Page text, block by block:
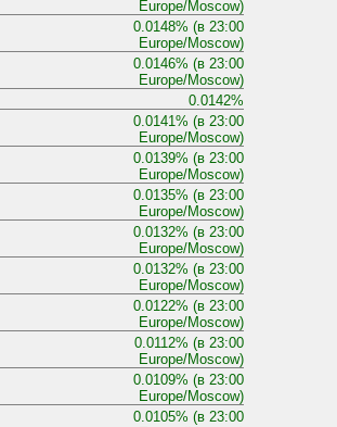
Europe/Moscow)
0.0148% (в 23:00
Europe/Moscow)
0.0146% (в 23:00
Europe/Moscow)
0.0142%
0.0141% (в 23:00
Europe/Moscow)
0.0139% (в 23:00
Europe/Moscow)
0.0135% (в 23:00
Europe/Moscow)
0.0132% (в 23:00
Europe/Moscow)
0.0132% (в 23:00
Europe/Moscow)
0.0122% (в 23:00
Europe/Moscow)
0.0112% (в 23:00
Europe/Moscow)
0.0109% (в 23:00
Europe/Moscow)
0.0105% (в 23:00